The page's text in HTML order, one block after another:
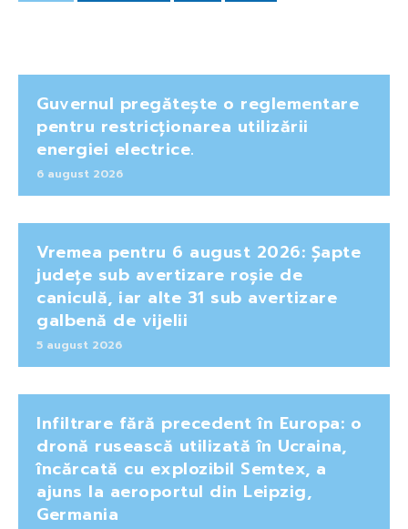
Guvernul pregătește o reglementare
pentru restricționarea utilizării
energiei electrice.
6 august 2026
Vremea pentru 6 august 2026: Șapte
județe sub avertizare roșie de
caniculă, iar alte 31 sub avertizare
galbenă de vijelii
5 august 2026
Infiltrare fără precedent în Europa: o
dronă rusească utilizată în Ucraina,
încărcată cu explozibil Semtex, a
ajuns la aeroportul din Leipzig,
Germania